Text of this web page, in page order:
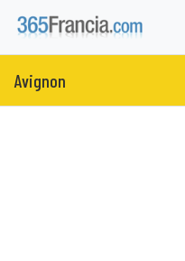
Avignon